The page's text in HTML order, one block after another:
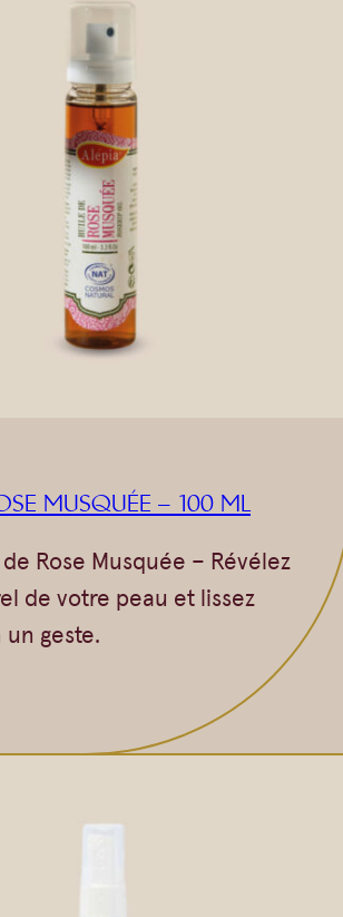
MUSQUÉE – 100 ML
Rose Musquée – Révélez
de votre peau et lissez
geste.